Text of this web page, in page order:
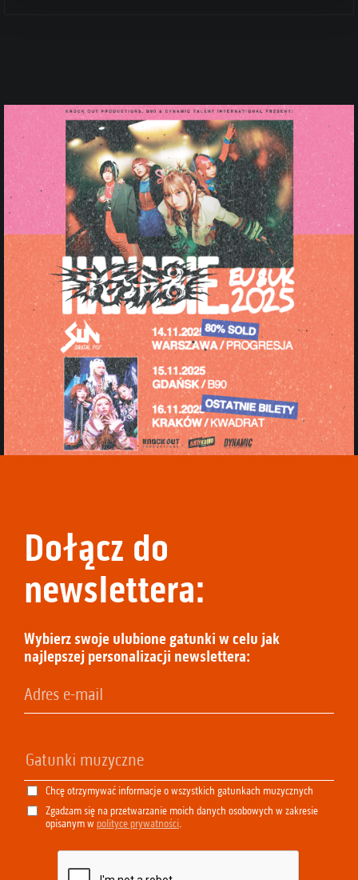
Dołącz do
newslettera:
Wybierz swoje ulubione gatunki w celu jak
najlepszej personalizacji newslettera:
Chcę otrzymywać informacje o wszystkich gatunkach muzycznych
Zgadzam się na przetwarzanie moich danych osobowych w zakresie
opisanym w polityce prywatności.